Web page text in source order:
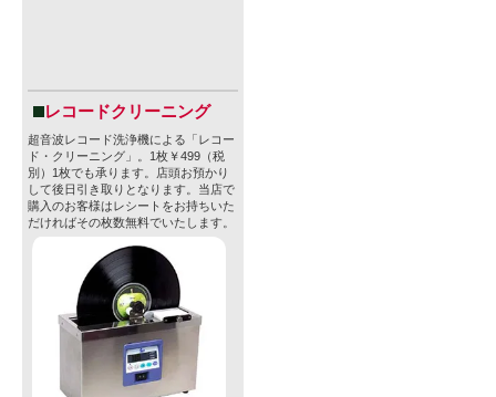
レコードクリーニング
超音波レコード洗浄機による「レコー
ド・クリーニング」。1枚￥499（税
別）1枚でも承ります。店頭お預かり
して後日引き取りとなります。当店で
購入のお客様はレシートをお持ちいた
だければその枚数無料でいたします。